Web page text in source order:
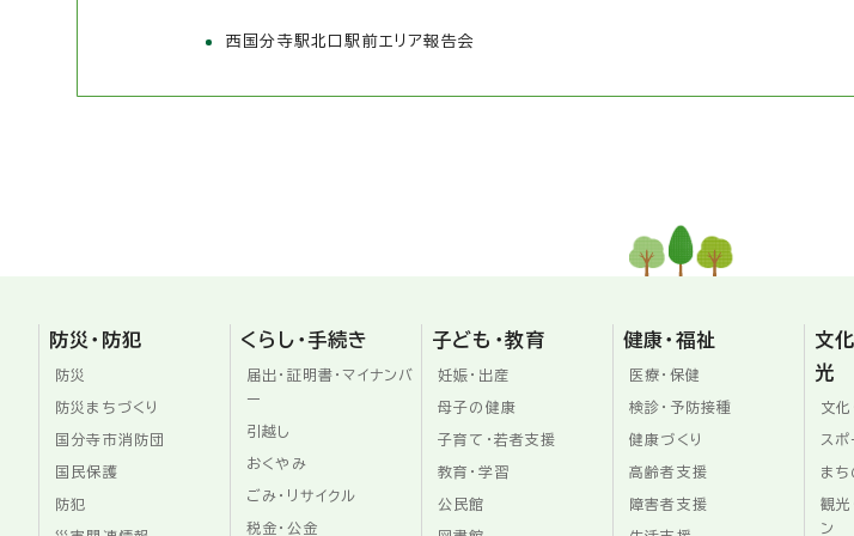
西国分寺駅北口駅前エリア報告会
防災・防犯
防災
防災まちづくり
国分寺市消防団
国民保護
防犯
くらし・手続き
届出・証明書・マイナンバ
ー
引越し
おくやみ
ごみ・リサイクル
税金・公金
子ども・教育
妊娠・出産
母子の健康
子育て・若者支援
教育・学習
公民館
健康・福祉
医療・保健
検診・予防接種
健康づくり
高齢者支援
障害者支援
文
光
文化
スポ
まち
観光
ン